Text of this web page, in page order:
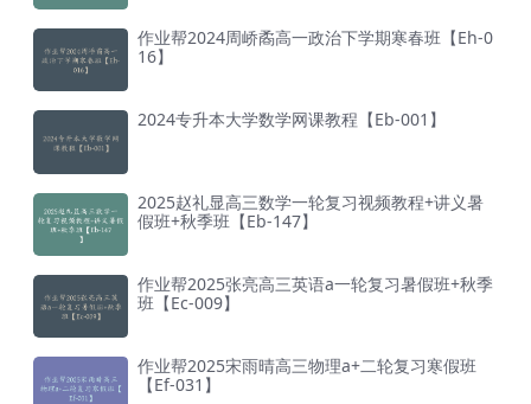
作业帮2024周峤矞高一政治下学期寒春班【Eh-0
16】
2024专升本大学数学网课教程【Eb-001】
2025赵礼显高三数学一轮复习视频教程+讲义暑
假班+秋季班【Eb-147】
作业帮2025张亮高三英语a一轮复习暑假班+秋季
班【Ec-009】
作业帮2025宋雨晴高三物理a+二轮复习寒假班
【Ef-031】